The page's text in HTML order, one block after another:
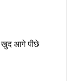
खुद आगे पीछे